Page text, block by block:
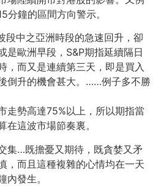
分鐘的區間方向警示。
段中之亞洲時段的急速回升，卻
是歐洲早段，S&P期指延續隔日
，而又是連續第三天，即是買入
倒升的機會甚大。……例子多不勝
走勢高達75%以上，所以期指當
在這波市場節奏裏。
集…既擔憂又期待，既貪婪又矛
，而且這種複雜的心情均在一天
內發生。